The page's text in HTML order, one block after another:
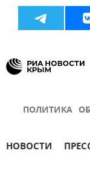
ПОЛИТИКА
НОВОСТИ